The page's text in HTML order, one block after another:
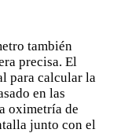
también
precisa. El
para calcular la
en las
oximetría de
junto con el